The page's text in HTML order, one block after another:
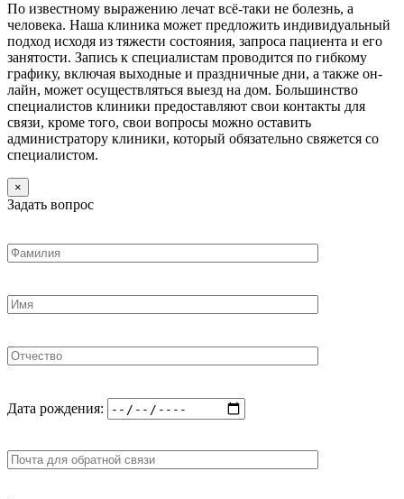
По известному выражению лечат всё-таки не болезнь, а
человека. Наша клиника может предложить индивидуальный
подход исходя из тяжести состояния, запроса пациента и его
занятости. Запись к специалистам проводится по гибкому
графику, включая выходные и праздничные дни, а также он-
лайн, может осуществляться выезд на дом. Большинство
специалистов клиники предоставляют свои контакты для
связи, кроме того, свои вопросы можно оставить
администратору клиники, который обязательно свяжется со
специалистом.
×
Задать вопрос
Дата рождения: